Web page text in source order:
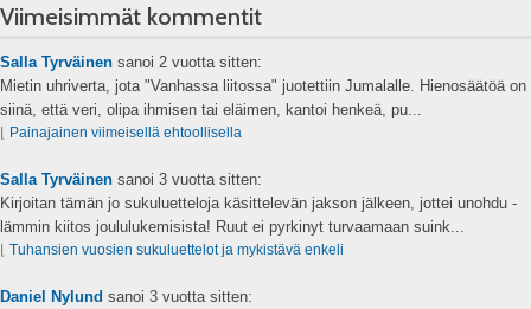
Viimeisimmät kommentit
Salla Tyrväinen sanoi 2 vuotta sitten:
Mietin uhriverta, jota "Vanhassa liitossa" juotettiin Jumalalle. Hienosäätöä on
siinä, että veri, olipa ihmisen tai eläimen, kantoi henkeä, pu...
⌊ Painajainen viimeisellä ehtoollisella
Salla Tyrväinen sanoi 3 vuotta sitten:
Kirjoitan tämän jo sukuluetteloja käsittelevän jakson jälkeen, jottei unohdu -
lämmin kiitos joululukemisista! Ruut ei pyrkinyt turvaamaan suink...
⌊ Tuhansien vuosien sukuluettelot ja mykistävä enkeli
Daniel Nylund sanoi 3 vuotta sitten: